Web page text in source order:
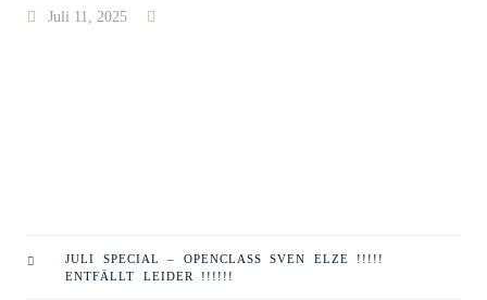
Juli 11, 2025
JULI SPECIAL – OPENCLASS SVEN ELZE !!!!!
ENTFÄLLT LEIDER !!!!!!